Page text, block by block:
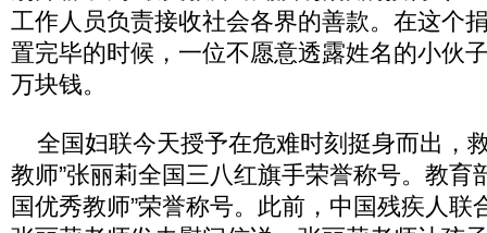
工作人员负责接收社会各界的善款。在这个
置完毕的时候，一位不愿意透露姓名的小伙
万块钱。
全国妇联今天授予在危难时刻挺身而出，
教师”张丽莉全国三八红旗手荣誉称号。教育
国优秀教师”荣誉称号。此前，中国残疾人联